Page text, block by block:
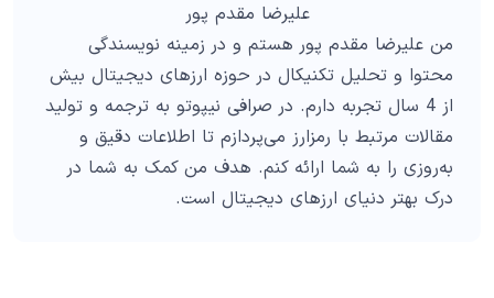
علیرضا مقدم پور
من علیرضا مقدم پور هستم و در زمینه نویسندگی
محتوا و تحلیل تکنیکال در حوزه ارزهای دیجیتال بیش
از 4 سال تجربه دارم. در صرافی نیپوتو به ترجمه و تولید
مقالات مرتبط با رمزارز می‌پردازم تا اطلاعات دقیق و
به‌روزی را به شما ارائه کنم. هدف من کمک به شما در
درک بهتر دنیای ارزهای دیجیتال است.